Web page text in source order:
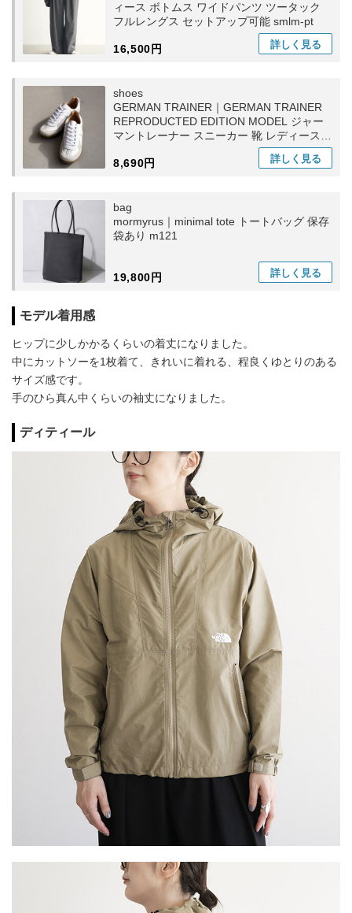
ィース ボトムス ワイドパンツ ツータック
フルレングス セットアップ可能 smlm-pt
16,500円 詳しく 見る
shoes
GERMAN TRAINER｜GERMAN TRAINER
REPRODUCTED EDITION MODEL ジャー
マントレーナー スニーカー 靴 レディース
8,690円
詳しく 見る
bag
mormyrus｜minimal tote トートバッグ 保存
袋あり m121
19,800円 詳しく 見る
モデル着用感
ヒップに少しかかるくらいの着丈になりました。
中にカットソーを1枚着て、きれいに着れる、程良くゆとりのある
サイズ感です。
手のひら真ん中くらいの袖丈になりました。
ディティール